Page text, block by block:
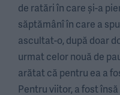
de ratări în care și-a
săptămânî în care a
ascultat-o, după doar
urmat celor nouă de
arătat că pentru ea a
Pentru viitor, a fost